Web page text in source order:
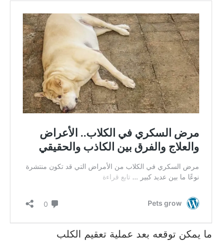
ما يمكن توقعه بعد عملية تعقيم الكلب